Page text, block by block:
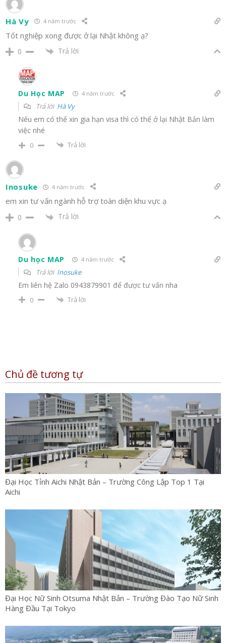
Hà Vy 4 năm trước
Tốt nghiệp xong được ở lại Nhật không ạ?
0 Trả lời
Du Học MAP 4 năm trước
Trả lời Hà Vy
Nếu em có thể xin gia hạn visa thì có thể ở lại Nhật Bản làm
việc nhé
0 Trả lời
Inosuke 4 năm trước
em xin tư vấn ngành hỗ trợ toàn diện khu vực ạ
0 Trả lời
Du học MAP 4 năm trước
Trả lời Inosuke
Em liên hệ Zalo 0943879901 để được tư vấn nha
0 Trả lời
Chủ đề tương tự
Đại Học Tỉnh Aichi Nhật Bản – Trường Công Lập Top 1 Tại
Aichi
Đại Học Nữ Sinh Otsuma Nhật Bản – Trường Đào Tạo Nữ Sinh
Hàng Đầu Tại Tokyo